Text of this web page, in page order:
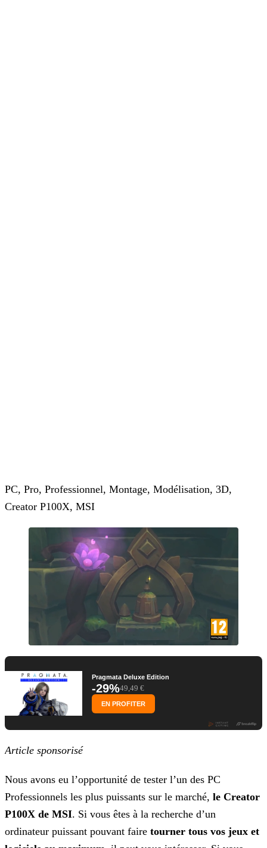
PC, Pro, Professionnel, Montage, Modélisation, 3D,
Creator P100X, MSI
Pragmata Deluxe Edition
-29%49,49 €
EN PROFITER
Article sponsorisé
Nous avons eu l’opportunité de tester l’un des PC
Professionnels les plus puissants sur le marché, le Creator
P100X de MSI. Si vous êtes à la recherche d’un
ordinateur puissant pouvant faire tourner tous vos jeux et